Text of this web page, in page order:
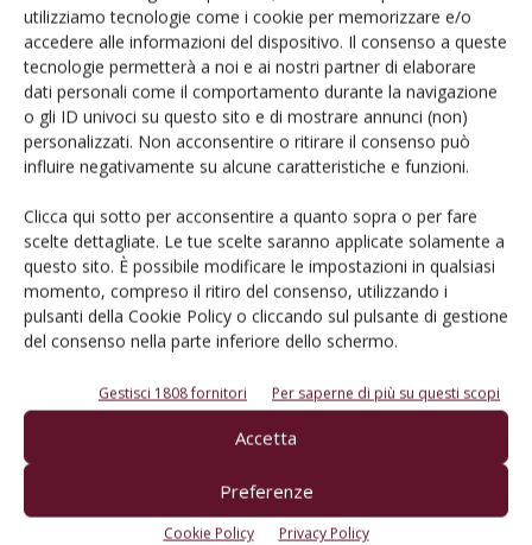
utilizziamo tecnologie come i cookie per memorizzare e/o
accedere alle informazioni del dispositivo. Il consenso a queste
tecnologie permetterà a noi e ai nostri partner di elaborare
dati personali come il comportamento durante la navigazione
o gli ID univoci su questo sito e di mostrare annunci (non)
personalizzati. Non acconsentire o ritirare il consenso può
influire negativamente su alcune caratteristiche e funzioni.
Clicca qui sotto per acconsentire a quanto sopra o per fare
scelte dettagliate. Le tue scelte saranno applicate solamente a
questo sito. È possibile modificare le impostazioni in qualsiasi
momento, compreso il ritiro del consenso, utilizzando i
pulsanti della Cookie Policy o cliccando sul pulsante di gestione
del consenso nella parte inferiore dello schermo.
Gestisci 1808 fornitori Per saperne di più su questi scopi
Accetta
Preferenze
Cookie Policy Privacy Policy
Cerca adesso
L'Esperto risponde
I consigli di Terra e Vita agli agricoltori
Cerca adesso
Dalla stessa categoria